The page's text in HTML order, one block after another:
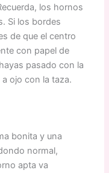
los hornos
Si los bordes
de que el centro
con papel de
pasado con la
ojo con la taza.
bonita y una
normal,
apta va